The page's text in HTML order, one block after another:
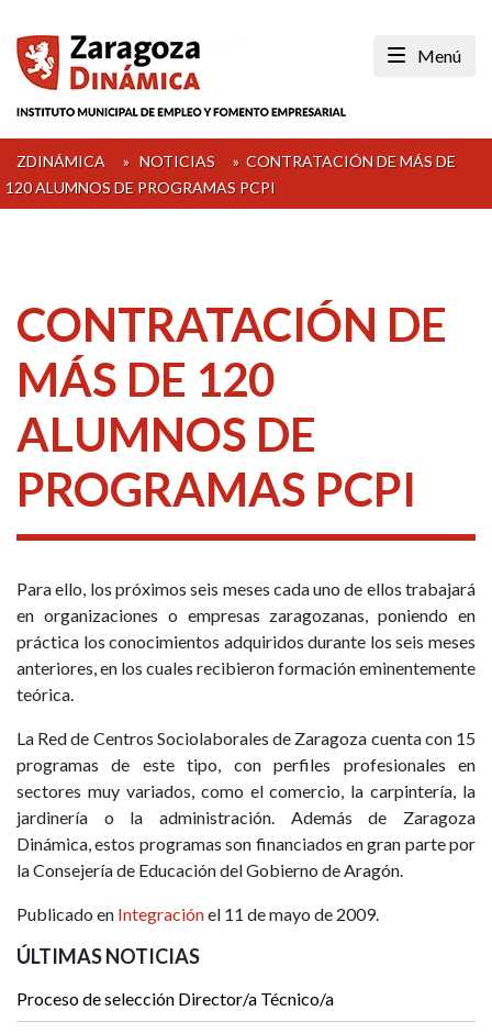
content
Menú
ZDINÁMICA » NOTICIAS » CONTRATACIÓN DE MÁS DE
120 ALUMNOS DE PROGRAMAS PCPI
CONTRATACIÓN DE
MÁS DE 120
ALUMNOS DE
PROGRAMAS PCPI
Para ello, los próximos seis meses cada uno de ellos trabajará
en organizaciones o empresas zaragozanas, poniendo en
práctica los conocimientos adquiridos durante los seis meses
anteriores, en los cuales recibieron formación eminentemente
teórica.
La Red de Centros Sociolaborales de Zaragoza cuenta con 15
programas de este tipo, con perfiles profesionales en
sectores muy variados, como el comercio, la carpintería, la
jardinería o la administración. Además de Zaragoza
Dinámica, estos programas son financiados en gran parte por
la Consejería de Educación del Gobierno de Aragón.
Publicado en Integraciónel 11 de mayo de 2009.
ÚLTIMAS NOTICIAS
Proceso de selección Director/a Técnico/a